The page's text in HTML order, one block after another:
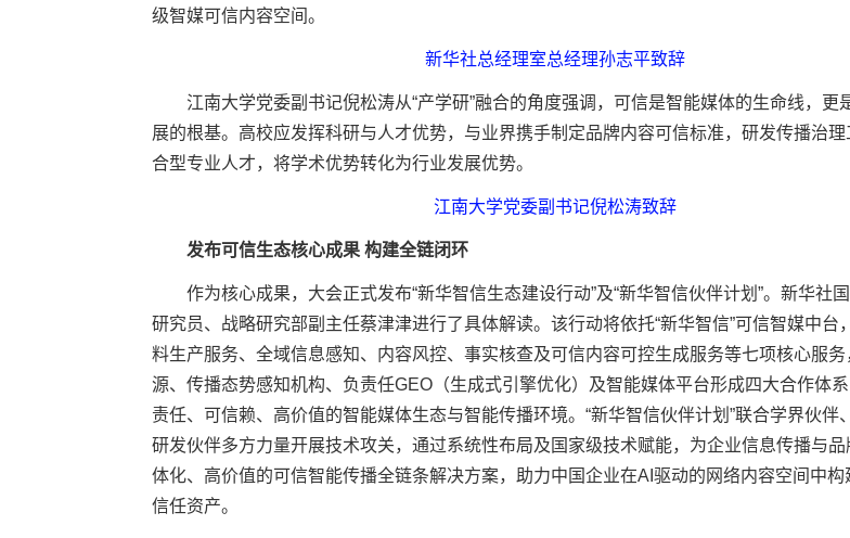
级智媒可信内容空间。
新华社总经理室总经理孙志平致辞
江南大学党委副书记倪松涛从“产学研”融合的角度强调，可信是智能媒体的生命线，更
展的根基。高校应发挥科研与人才优势，与业界携手制定品牌内容可信标准，研发传播治
合型专业人才，将学术优势转化为行业发展优势。
江南大学党委副书记倪松涛致辞
发布可信生态核心成果 构建全链闭环
作为核心成果，大会正式发布“新华智信生态建设行动”及“新华智信伙伴计划”。新华社
研究员、战略研究部副主任蔡津津进行了具体解读。该行动将依托“新华智信”可信智媒中台
料生产服务、全域信息感知、内容风控、事实核查及可信内容可控生成服务等七项核心服
源、传播态势感知机构、负责任GEO（生成式引擎优化）及智能媒体平台形成四大合作体
责任、可信赖、高价值的智能媒体生态与智能传播环境。“新华智信伙伴计划”联合学界伙伴
研发伙伴多方力量开展技术攻关，通过系统性布局及国家级技术赋能，为企业信息传播与
体化、高价值的可信智能传播全链条解决方案，助力中国企业在AI驱动的网络内容空间中构
信任资产。